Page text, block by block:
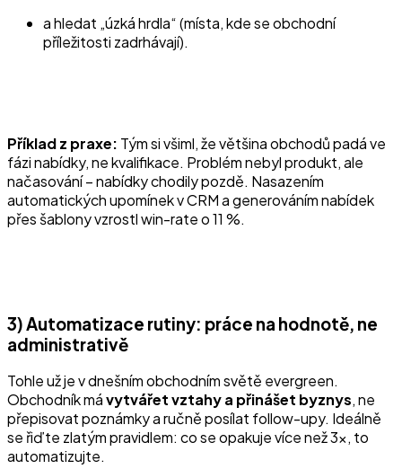
a hledat „úzká hrdla“ (místa, kde se obchodní
příležitosti zadrhávají).
Příklad z praxe: Tým si všiml, že většina obchodů padá ve
fázi nabídky, ne kvalifikace. Problém nebyl produkt, ale
načasování – nabídky chodily pozdě. Nasazením
automatických upomínek v CRM a generováním nabídek
přes šablony vzrostl win-rate o 11 %.
3) Automatizace rutiny: práce na hodnotě, ne
administrativě
Tohle už je v dnešním obchodním světě evergreen.
Obchodník mávytvářet vztahy a přinášet byznys, ne
přepisovat poznámky a ručně posílat follow-upy. Ideálně
se řiďte zlatým pravidlem: co se opakuje více než 3×, to
automatizujte.